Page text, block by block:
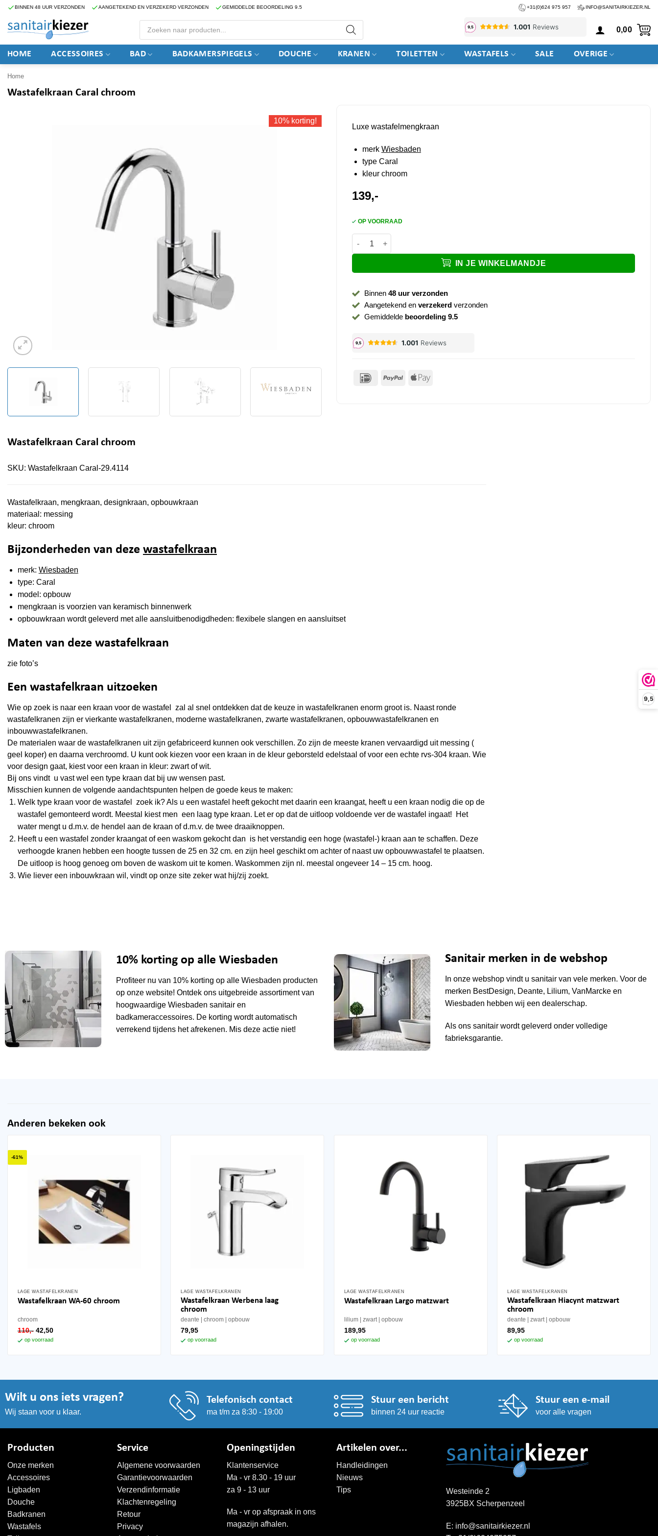
9,5
Ga
inhoud
BINNEN 48 UUR VERZONDEN AANGETEKEND EN VERZEKERD VERZONDEN GEMIDDELDE BEOORDELING 9.5 +31(0)624 975 957 INFO@SANITAIRKIEZER.NL
Producten
zoeken
0,00
HOME ACCESSOIRES BAD BADKAMERSPIEGELS DOUCHE KRANEN TOILETTEN WASTAFELS SALE OVERIGE
Home
Wastafelkraan Caral chroom
10% korting!
Luxe wastafelmengkraan
merk Wiesbaden
type Caral
kleur chroom
139,-
OP VOORRAAD
Wastafelkraan Caral chroom aantal
IN JE WINKELMANDJE
Binnen48 uur verzonden
Aangetekend enverzekerd verzonden
Gemiddelde beoordeling 9.5
IDeal PayPal Apple
Wastafelkraan Caral chroom
SKU: Wastafelkraan Caral-29.4114
Wastafelkraan, mengkraan, designkraan, opbouwkraan
materiaal: messing
kleur: chroom
Bijzonderheden van deze wastafelkraan
merk: Wiesbaden
type: Caral
model: opbouw
mengkraan is voorzien van keramisch binnenwerk
opbouwkraan wordt geleverd met alle aansluitbenodigdheden: flexibele slangen en aansluitset
Maten van deze wastafelkraan
zie foto’s
Een wastafelkraan uitzoeken
Wie op zoek is naar een kraan voor de wastafel zal al snel ontdekken dat de keuze in wastafelkranen enorm groot is. Naast ronde
wastafelkranen zijn er vierkante wastafelkranen, moderne wastafelkranen, zwarte wastafelkranen, opbouwwastafelkranen en
inbouwwastafelkranen.
De materialen waar de wastafelkranen uit zijn gefabriceerd kunnen ook verschillen. Zo zijn de meeste kranen vervaardigd uit messing (
geel koper) en daarna verchroomd. U kunt ook kiezen voor een kraan in de kleur geborsteld edelstaal of voor een echte rvs-304 kraan. Wie
voor design gaat, kiest voor een kraan in kleur: zwart of wit.
Bij ons vindt u vast wel een type kraan dat bij uw wensen past.
Misschien kunnen de volgende aandachtspunten helpen de goede keus te maken:
Welk type kraan voor de wastafel zoek ik? Als u een wastafel heeft gekocht met daarin een kraangat, heeft u een kraan nodig die op de
wastafel gemonteerd wordt. Meestal kiest men een laag type kraan. Let er op dat de uitloop voldoende ver de wastafel ingaat! Het
water mengt u d.m.v. de hendel aan de kraan of d.m.v. de twee draaiknoppen.
Heeft u een wastafel zonder kraangat of een waskom gekocht dan is het verstandig een hoge (wastafel-) kraan aan te schaffen. Deze
verhoogde kranen hebben een hoogte tussen de 25 en 32 cm. en zijn heel geschikt om achter of naast uw opbouwwastafel te plaatsen.
De uitloop is hoog genoeg om boven de waskom uit te komen. Waskommen zijn nl. meestal ongeveer 14 – 15 cm. hoog.
Wie liever een inbouwkraan wil, vindt op onze site zeker wat hij/zij zoekt.
10% korting op alle Wiesbaden
Profiteer nu van 10% korting op alleWiesbaden producten
op onze website! Ontdek ons uitgebreide assortiment van
hoogwaardige Wiesbaden sanitair en
badkameraccessoires. De korting wordt automatisch
verrekend tijdens het afrekenen. Mis deze actie niet!
Sanitair merken in de webshop
In onze webshop vindt u sanitair van vele merken. Voor de
merken BestDesign, Deante, Lilium,VanMarcke en
Wiesbaden hebben wij een dealerschap.
Als ons sanitair wordt geleverd onder volledige
fabrieksgarantie.
Anderen bekeken ook
-61%
LAGE WASTAFELKRANEN
Wastafelkraan WA-60 chroom
chroom
110,- oorspronkelijke
was:
42,50huidige
prijs
is:
op voorraad
LAGE WASTAFELKRANEN
Wastafelkraan Werbena laag
chroom
deante chroom opbouw
79,95
op voorraad
LAGE WASTAFELKRANEN
Wastafelkraan Largo matzwart
lilium zwart opbouw
189,95
op voorraad
LAGE WASTAFELKRANEN
Wastafelkraan Hiacynt matzwart
chroom
deante zwart opbouw
89,95
op voorraad
Wilt u ons iets vragen?
Wij staan voor u klaar.
Telefonisch contact
ma t/m za 8:30 - 19:00
Stuur een bericht
binnen 24 uur reactie
Stuur een e-mail
voor alle vragen
Producten
Onze merken
Accessoires
Ligbaden
Douche
Badkranen
Wastafels
Service
Algemene voorwaarden
Garantievoorwaarden
Verzendinformatie
Klachtenregeling
Retour
Privacy
Openingstijden
Klantenservice
Ma - vr 8.30 - 19 uur
za 9 - 13 uur
Ma - vr op afspraak in ons
magazijn afhalen.
Artikelen over...
Handleidingen
Nieuws
Tips
Westeinde 2
3925BX Scherpenzeel
E: info@sanitairkiezer.nl